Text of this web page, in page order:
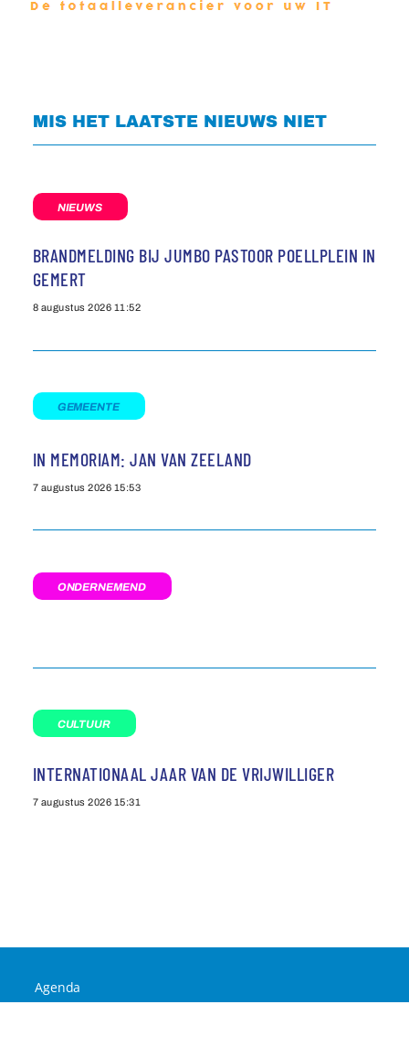
MIS HET LAATSTE NIEUWS NIET
NIEUWS
BRANDMELDING BIJ JUMBO PASTOOR POELLPLEIN IN
GEMERT
8 augustus 2026 11:52
GEMEENTE
IN MEMORIAM: JAN VAN ZEELAND
7 augustus 2026 15:53
ONDERNEMEND
CULTUUR
INTERNATIONAAL JAAR VAN DE VRIJWILLIGER
7 augustus 2026 15:31
Agenda